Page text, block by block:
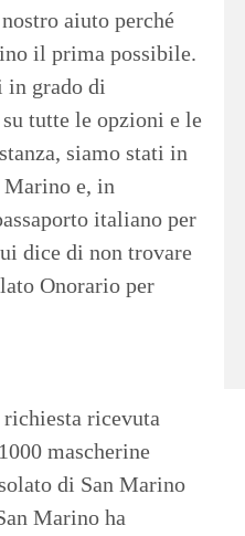
aiuto perché
il prima possibile.
in grado di
tutte le opzioni e le
siamo stati in
Marino e, in
italiano per
dice di non trovare
Onorario per
ricevuta
mascherine
di San Marino
Marino ha